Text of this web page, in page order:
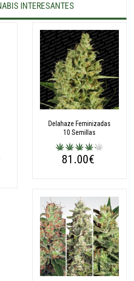
INTERESANTES
Delahaze Feminizadas
10 Semillas
81.00€